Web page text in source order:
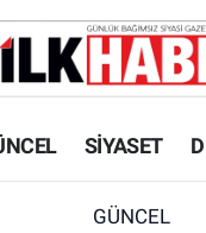
SİYASET
GÜNCEL
Hava Durumu
Trafik Yoğunluk
Puan Durumu ve